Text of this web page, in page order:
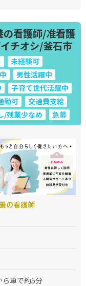
看護師/准看護
チオシ/釜石市
未経験可
男性活躍中
子育て世代活躍中
勤可
交通費支給
/残業少なめ 急募
の看護師
ら車で約5分